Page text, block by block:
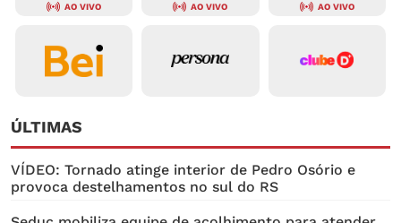
AO VIVO AO VIVO AO VIVO
ÚLTIMAS
VÍDEO: Tornado atinge interior de Pedro Osório e
provoca destelhamentos no sul do RS